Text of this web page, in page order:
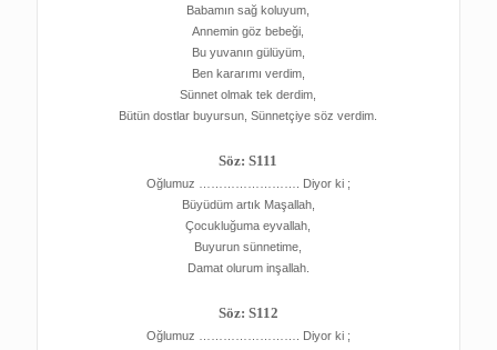
Babamın sağ koluyum,
Annemin göz bebeği,
Bu yuvanın gülüyüm,
Ben kararımı verdim,
Sünnet olmak tek derdim,
Bütün dostlar buyursun, Sünnetçiye söz verdim.
Söz: S111
Oğlumuz ……………………. Diyor ki ;
Büyüdüm artık Maşallah,
Çocukluğuma eyvallah,
Buyurun sünnetime,
Damat olurum inşallah.
Söz: S112
Oğlumuz ……………………. Diyor ki ;